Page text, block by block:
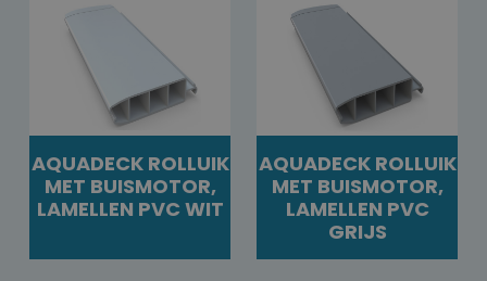
AQUADECK ROLLUIK
MET BUISMOTOR,
LAMELLEN PVC WIT
AQUADECK ROLLUIK
MET BUISMOTOR,
LAMELLEN PVC
GRIJS